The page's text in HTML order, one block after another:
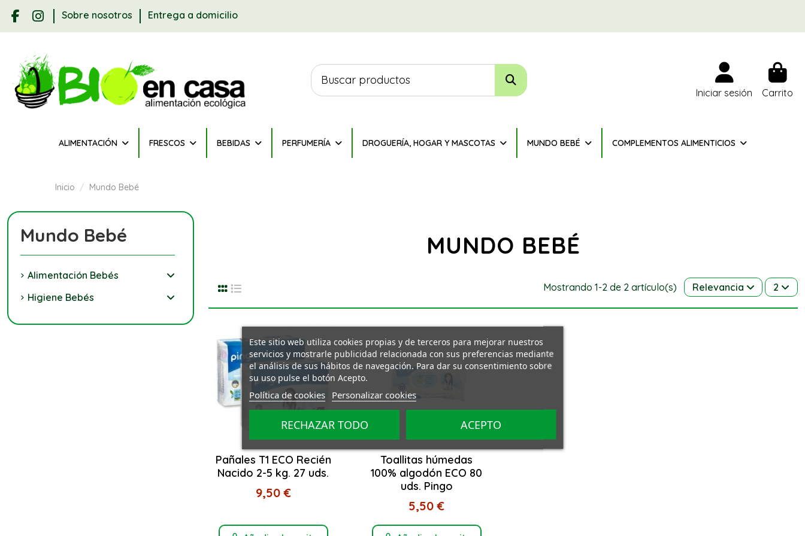
Sobre nosotros Entrega a domicilio
Iniciar sesión Carrito
ALIMENTACIÓN FRESCOS BEBIDAS PERFUMERÍA DROGUERÍA, HOGAR Y MASCOTAS MUNDO BEBÉ COMPLEMENTOS ALIMENTICIOS
Inicio Mundo Bebé
MUNDO BEBÉ
Mostrando 1-2 de 2 artículo(s) Relevancia 2
Pañales T1 ECO Recién
Nacido 2-5 kg. 27 uds.
9,50 €
Toallitas húmedas
100% algodón ECO 80
uds. Pingo
5,50 €
Mundo Bebé
Alimentación Bebés
Higiene Bebés
Este sitio web utiliza cookies propias y de terceros para mejorar nuestros
servicios y mostrarle publicidad relacionada con sus preferencias mediante
el análisis de sus hábitos de navegación. Para dar su consentimiento sobre
su uso pulse el botón Acepto.
Política de cookies Personalizar cookies
RECHAZAR TODO ACEPTO